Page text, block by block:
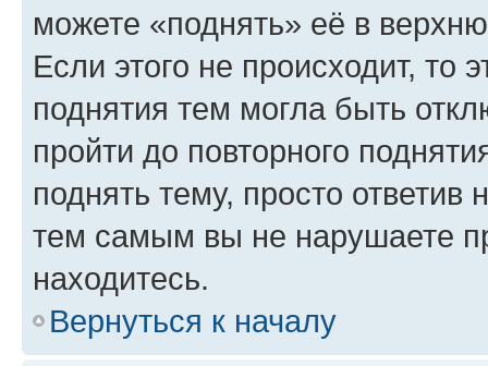
можете «поднять» её в
Если этого не происходит, то
поднятия тем могла быть
пройти до повторного
поднять тему, просто ответив
тем самым вы не нарушаете
находитесь.
Вернуться к началу